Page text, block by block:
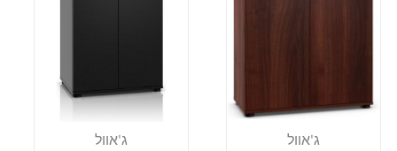
ג'אוול ג'אוול